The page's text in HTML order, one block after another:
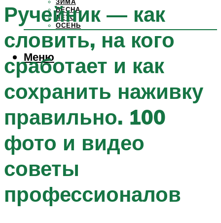
ЗИМА
ВЕСНА
ЛЕТО
ОСЕНЬ
Меню
Ручейник — как
словить, на кого
сработает и как
сохранить наживку
правильно. 100
фото и видео
советы
профессионалов